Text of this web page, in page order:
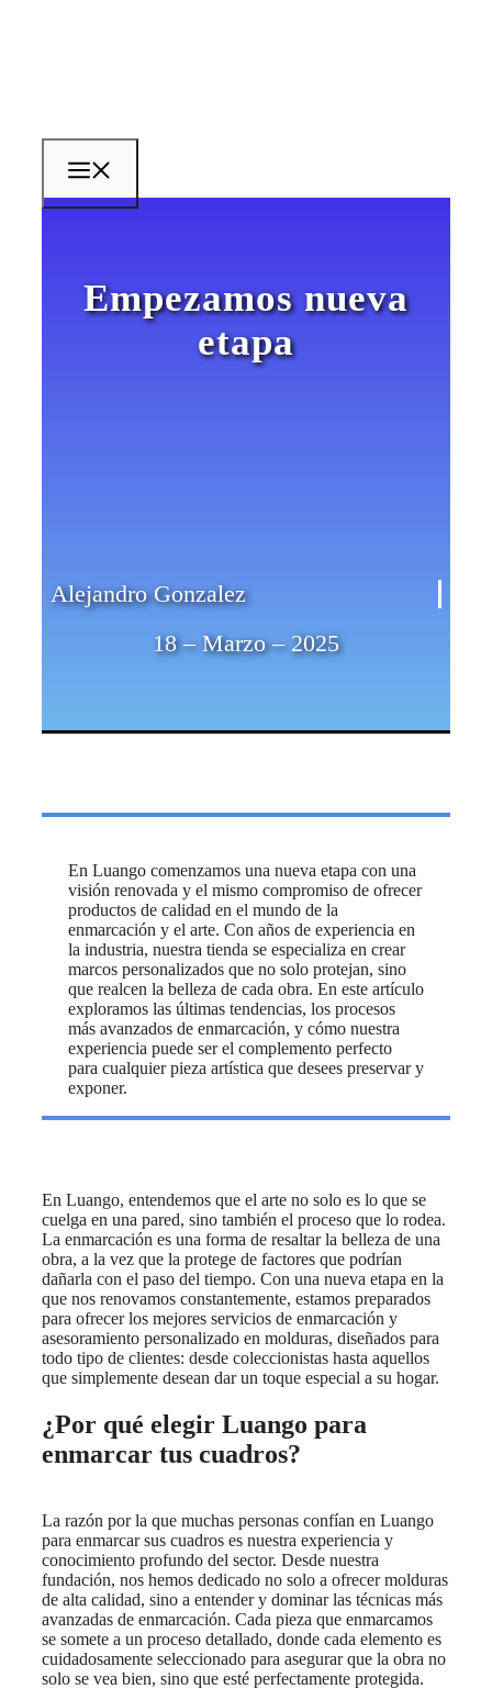
Empezamos nueva
etapa
Alejandro Gonzalez
18 – Marzo – 2025
En Luango comenzamos una nueva etapa con una
visión renovada y el mismo compromiso de ofrecer
productos de calidad en el mundo de la
enmarcación y el arte. Con años de experiencia en
la industria, nuestra tienda se especializa en crear
marcos personalizados que no solo protejan, sino
que realcen la belleza de cada obra. En este artículo
exploramos las últimas tendencias, los procesos
más avanzados de enmarcación, y cómo nuestra
experiencia puede ser el complemento perfecto
para cualquier pieza artística que desees preservar y
exponer.
En Luango, entendemos que el arte no solo es lo que se
cuelga en una pared, sino también el proceso que lo rodea.
La enmarcación es una forma de resaltar la belleza de una
obra, a la vez que la protege de factores que podrían
dañarla con el paso del tiempo. Con una nueva etapa en la
que nos renovamos constantemente, estamos preparados
para ofrecer los mejores servicios de enmarcación y
asesoramiento personalizado en molduras, diseñados para
todo tipo de clientes: desde coleccionistas hasta aquellos
que simplemente desean dar un toque especial a su hogar.
¿Por qué elegir Luango para
enmarcar tus cuadros?
La razón por la que muchas personas confían en Luango
para enmarcar sus cuadros es nuestra experiencia y
conocimiento profundo del sector. Desde nuestra
fundación, nos hemos dedicado no solo a ofrecer molduras
de alta calidad, sino a entender y dominar las técnicas más
avanzadas de enmarcación. Cada pieza que enmarcamos
se somete a un proceso detallado, donde cada elemento es
cuidadosamente seleccionado para asegurar que la obra no
solo se vea bien, sino que esté perfectamente protegida.